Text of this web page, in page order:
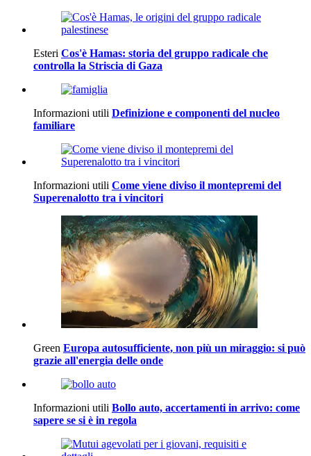
Esteri Cos'è Hamas: storia del gruppo radicale che
controlla la Striscia di Gaza
Informazioni utili Definizione e componenti del nucleo
familiare
Informazioni utili Come viene diviso il montepremi del
Superenalotto tra i vincitori
Green Europa autosufficiente, non più un miraggio: si può
grazie all'energia delle onde
Informazioni utili Bollo auto, accertamenti in arrivo: come
sapere se si è in regola